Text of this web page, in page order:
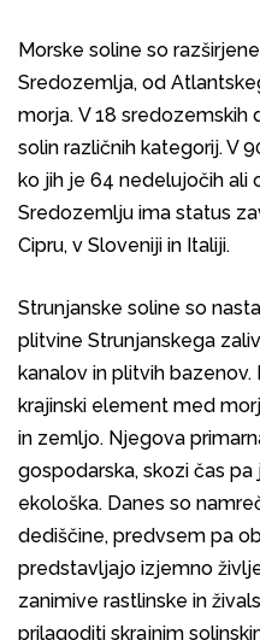
Morske soline so
Sredozemlja, od
morja. V 18 sredozemskih
solin različnih kategorij. V
ko jih je 64 nedelujočih ali
Sredozemlju ima status
Cipru, v Sloveniji in Italiji.
Strunjanske soline so
plitvine Strunjanskega
kanalov in plitvih
krajinski element med
in zemljo. Njegova
gospodarska, skozi čas
ekološka. Danes so
dediščine, predvsem pa
predstavljajo izjemno
zanimive rastlinske in
prilagoditi skrajnim